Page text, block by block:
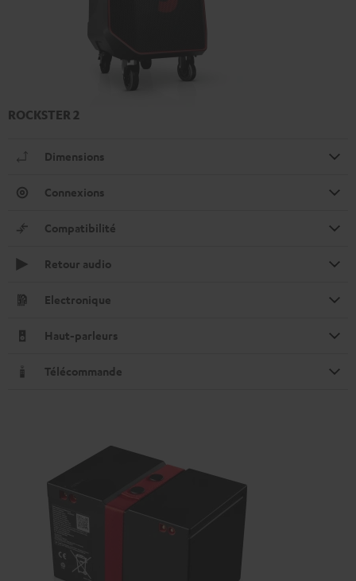
ROCKSTER 2
Dimensions
Connexions
Compatibilité
Retour audio
Electronique
Haut-parleurs
Télécommande